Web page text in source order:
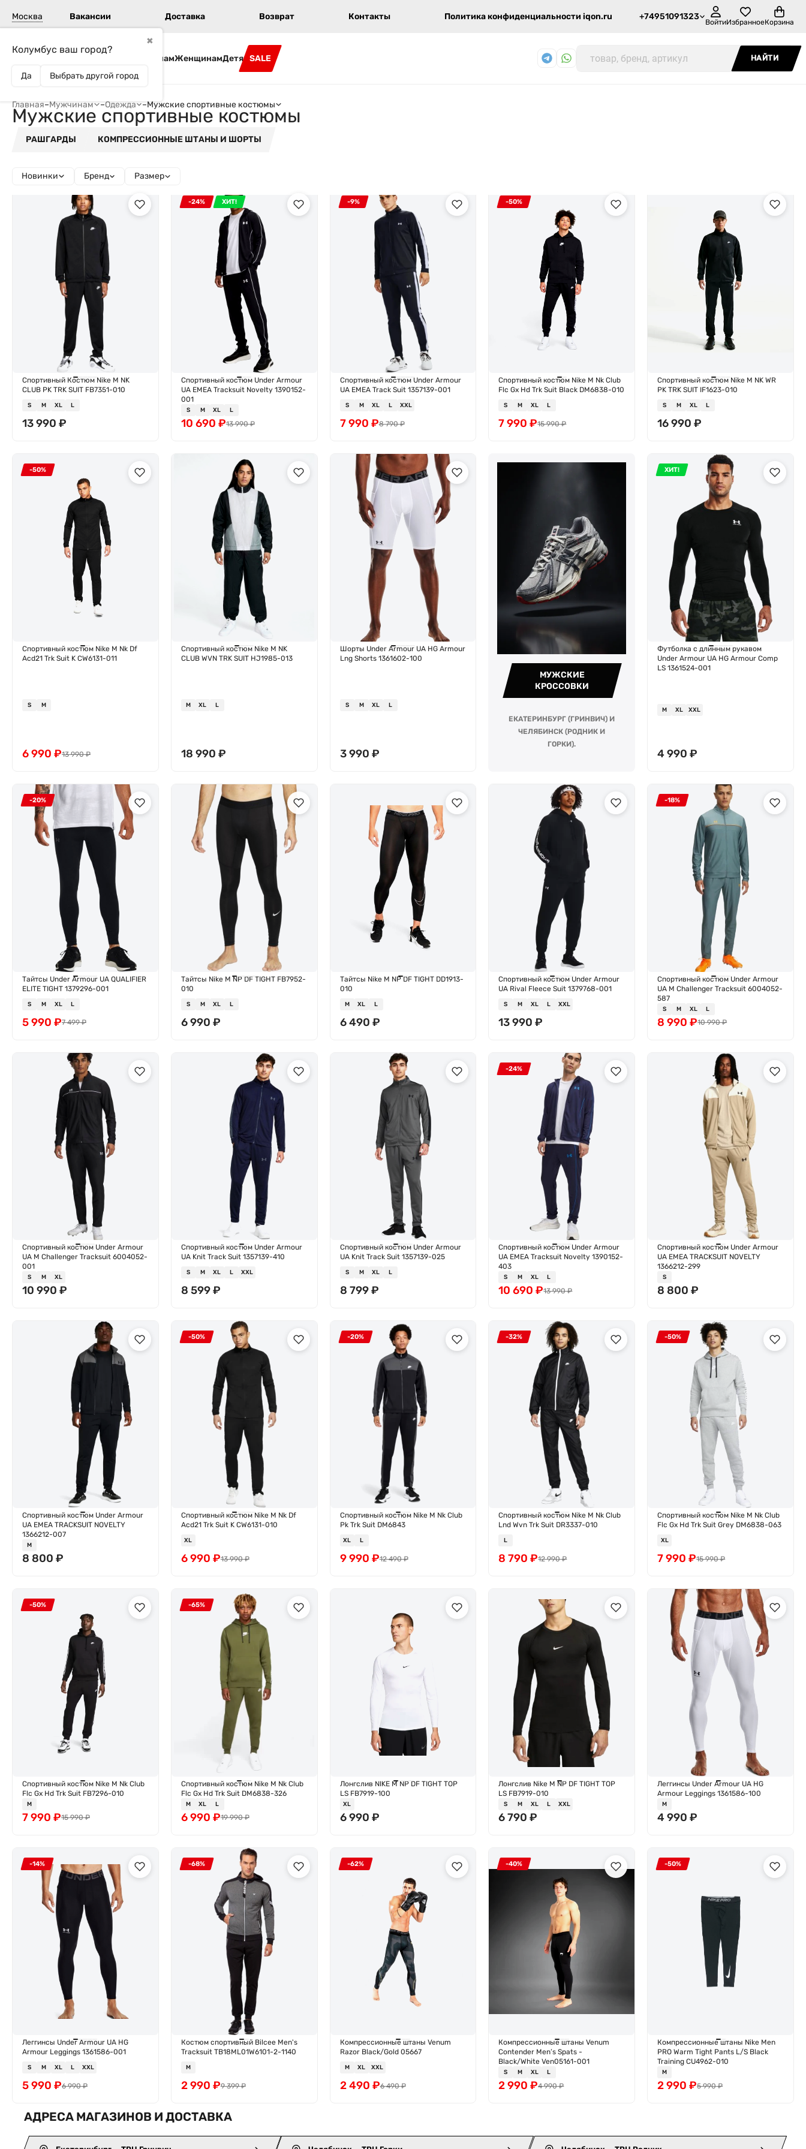
Москва
✖
Колумбус ваш город?
Да Выбрать другой город
Вакансии Доставка Возврат Контакты Политика конфиденциальности iqon.ru +74951091323
ВойтиИзбранноеКорзина
МужчинамЖенщинамДетям SALE НАЙТИ
Главная–Мужчинам –Одежда –Мужские спортивные костюмы
Мужские спортивные костюмы
РАШГАРДЫ КОМПРЕССИОННЫЕ ШТАНЫ И ШОРТЫ
Новинки Бренд Размер
Спортивный Костюм Nike M NK
CLUB PK TRK SUIT FB7351-010
S M XL L
13 990 ₽
-24% ХИТ!
Спортивный костюм Under Armour
UA EMEA Tracksuit Novelty 1390152-
001
S M XL L
13 990₽
10 690 ₽
-9%
Спортивный костюм Under Armour
UA EMEA Track Suit 1357139-001
S M XL L XXL
8 790₽
7 990 ₽
-50%
Спортивный костюм Nike M Nk Club
Flc Gx Hd Trk Suit Black DM6838-010
S M XL L
15 990₽
7 990₽
Спортивный костюм Nike M NK WR
PK TRK SUIT IF1623-010
S M XL L
16 990₽
-50%
Спортивный костюм Nike M Nk Df
Acd21 Trk Suit K CW6131-011
S M
13 990₽
6 990 ₽
Спортивный костюм Nike M NK
CLUB WVN TRK SUIT HJ1985-013
M XL L
18 990 ₽
Шорты Under Armour UA HG Armour
Lng Shorts 1361602-100
S M XL L
3 990 ₽
МУЖСКИЕ
КРОССОВКИ
ЕКАТЕРИНБУРГ (ГРИНВИЧ) И
ЧЕЛЯБИНСК (РОДНИК И
ГОРКИ).
ХИТ!
Футболка с длинным рукавом
Under Armour UA HG Armour Comp
LS 1361524-001
M XL XXL
4 990₽
-20%
Тайтсы Under Armour UA QUALIFIER
ELITE TIGHT 1379296-001
S M XL L
7 499₽
5 990 ₽
Тайтсы Nike M NP DF TIGHT FB7952-
010
S M XL L
6 990 ₽
Тайтсы Nike M NP DF TIGHT DD1913-
010
M XL L
6 490 ₽
Спортивный костюм Under Armour
UA Rival Fleece Suit 1379768-001
S M XL L XXL
13 990₽
-18%
Спортивный костюм Under Armour
UA M Challenger Tracksuit 6004052-
587
S M XL L
10 990₽
8 990₽
Спортивный костюм Under Armour
UA M Challenger Tracksuit 6004052-
001
S M XL
10 990 ₽
Спортивный костюм Under Armour
UA Knit Track Suit 1357139-410
S M XL L XXL
8 599₽
Спортивный костюм Under Armour
UA Knit Track Suit 1357139-025
S M XL L
8 799₽
-24%
Спортивный костюм Under Armour
UA EMEA Tracksuit Novelty 1390152-
403
S M XL L
13 990₽
10 690₽
Спортивный костюм Under Armour
UA EMEA TRACKSUIT NOVELTY
1366212-299
S
8 800₽
Спортивный костюм Under Armour
UA EMEA TRACKSUIT NOVELTY
1366212-007
M
8 800 ₽
-50%
Спортивный костюм Nike M Nk Df
Acd21 Trk Suit K CW6131-010
XL
13 990₽
6 990 ₽
-20%
Спортивный костюм Nike M Nk Club
Pk Trk Suit DM6843
XL L
12 490₽
9 990 ₽
-32%
Спортивный костюм Nike M Nk Club
Lnd Wvn Trk Suit DR3337-010
L
12 990₽
8 790₽
-50%
Спортивный костюм Nike M Nk Club
Flc Gx Hd Trk Suit Grey DM6838-063
XL
15 990₽
7 990₽
-50%
Спортивный костюм Nike M Nk Club
Flc Gx Hd Trk Suit FB7296-010
M
15 990₽
7 990 ₽
-65%
Спортивный костюм Nike M Nk Club
Flc Gx Hd Trk Suit DM6838-326
M XL L
19 990₽
6 990 ₽
Лонгслив NIKE M NP DF TIGHT TOP
LS FB7919-100
XL
6 990 ₽
Лонгслив Nike M NP DF TIGHT TOP
LS FB7919-010
S M XL L XXL
6 790₽
Леггинсы Under Armour UA HG
Armour Leggings 1361586-100
M
4 990₽
-14%
Леггинсы Under Armour UA HG
Armour Leggings 1361586-001
S M XL L XXL
6 990₽
5 990 ₽
-68%
Костюм спортивный Bilcee Men's
Tracksuit TB18ML01W6101-2-1140
M
9 399₽
2 990 ₽
-62%
Компрессионные штаны Venum
Razor Black/Gold 05667
M XL XXL
6 490₽
2 490 ₽
-40%
Компрессионные штаны Venum
Contender Men’s Spats -
Black/White Ven05161-001
S M XL L
4 990₽
2 990₽
-50%
Компрессионные штаны Nike Men
PRO Warm Tight Pants L/S Black
Training CU4962-010
M
5 990₽
2 990₽
АДРЕСА МАГАЗИНОВ И ДОСТАВКА